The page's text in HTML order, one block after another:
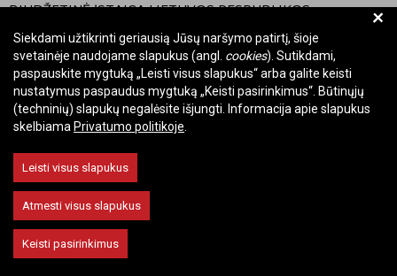
BIUDŽETINĖ ĮSTAIGA LIETUVOS RESPUBLIKOS
VALSTYBINĖ KULTŪROS PAVELDO KOMISIJA
Įmonės kodas: Juridinių asmenų registre 288700520
Adresas: Rūdninkų g. 13, 01135 Vilnius
Telefonas: +370 699 13972
El. paštas: komisija@vkpk.lt
Keisti slapukų nustatymus
+
Siekdami užtikrinti geriausią Jūsų naršymo patirtį, šioje
svetainėje naudojame slapukus (angl. cookies). Sutikdami,
paspauskite mygtuką „Leisti visus slapukus“ arba galite keisti
nustatymus paspaudus mygtuką „Keisti pasirinkimus“. Būtinųjų
(techninių) slapukų negalėsite išjungti. Informacija apie slapukus
skelbiama Privatumo politikoje
Leisti visus slapukus
Atmesti visus slapukus
Keisti pasirinkimus